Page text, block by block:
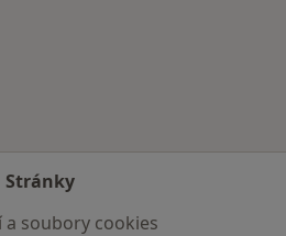
Stránky
a soubory cookies